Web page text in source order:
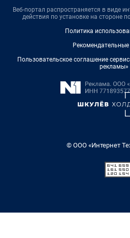
Веб-портал распространяется в виде
действия по установке на стороне
Политика
Пользовательское соглашение
рекламы»
© ООО «Интернет